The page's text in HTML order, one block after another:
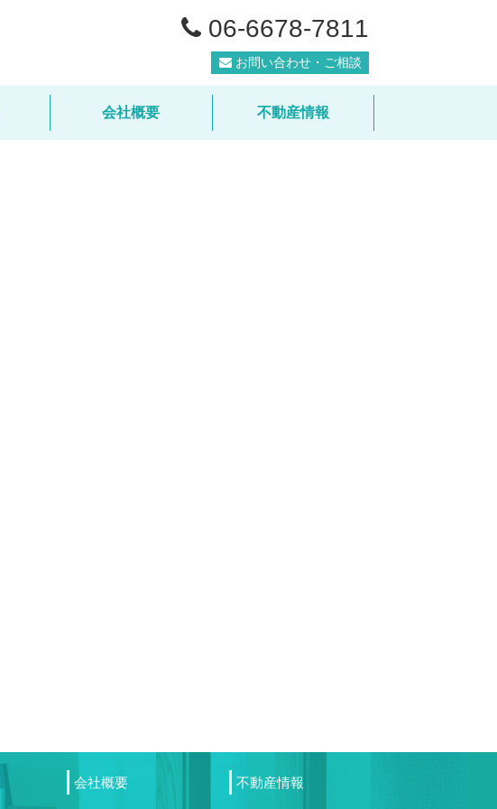
06-6678-7811
お問い合わせ・ご相談
会社概要 不動産情報
会社概要 不動産情報